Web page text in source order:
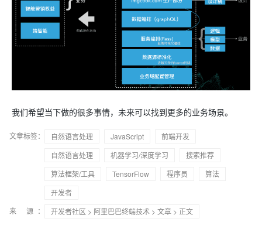
我们希望当下做的很多事情，未来可以找到更多的业务场景。
文章标签： 自然语言处理 JavaScript
前端开发
自然语言处理
机器学习/深度学习
搜索推荐
算法框架/工具
TensorFlow 程序员
算法
开发者
来 源：
开发者社区 > 阿里巴巴终端技术 > 文章 > 正文